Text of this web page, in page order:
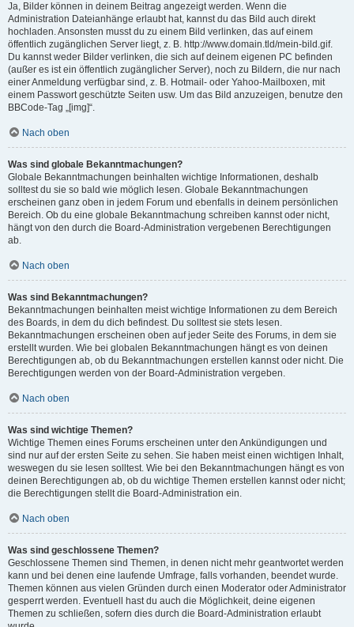
Ja, Bilder können in deinem Beitrag angezeigt werden. Wenn die
Administration Dateianhänge erlaubt hat, kannst du das Bild auch direkt
hochladen. Ansonsten musst du zu einem Bild verlinken, das auf einem
öffentlich zugänglichen Server liegt, z. B. http://www.domain.tld/mein-bild.gif.
Du kannst weder Bilder verlinken, die sich auf deinem eigenen PC befinden
(außer es ist ein öffentlich zugänglicher Server), noch zu Bildern, die nur nach
einer Anmeldung verfügbar sind, z. B. Hotmail- oder Yahoo-Mailboxen, mit
einem Passwort geschützte Seiten usw. Um das Bild anzuzeigen, benutze den
BBCode-Tag „[img]“.
Nach oben
Was sind globale Bekanntmachungen?
Globale Bekanntmachungen beinhalten wichtige Informationen, deshalb
solltest du sie so bald wie möglich lesen. Globale Bekanntmachungen
erscheinen ganz oben in jedem Forum und ebenfalls in deinem persönlichen
Bereich. Ob du eine globale Bekanntmachung schreiben kannst oder nicht,
hängt von den durch die Board-Administration vergebenen Berechtigungen
ab.
Nach oben
Was sind Bekanntmachungen?
Bekanntmachungen beinhalten meist wichtige Informationen zu dem Bereich
des Boards, in dem du dich befindest. Du solltest sie stets lesen.
Bekanntmachungen erscheinen oben auf jeder Seite des Forums, in dem sie
erstellt wurden. Wie bei globalen Bekanntmachungen hängt es von deinen
Berechtigungen ab, ob du Bekanntmachungen erstellen kannst oder nicht. Die
Berechtigungen werden von der Board-Administration vergeben.
Nach oben
Was sind wichtige Themen?
Wichtige Themen eines Forums erscheinen unter den Ankündigungen und
sind nur auf der ersten Seite zu sehen. Sie haben meist einen wichtigen Inhalt,
weswegen du sie lesen solltest. Wie bei den Bekanntmachungen hängt es von
deinen Berechtigungen ab, ob du wichtige Themen erstellen kannst oder nicht;
die Berechtigungen stellt die Board-Administration ein.
Nach oben
Was sind geschlossene Themen?
Geschlossene Themen sind Themen, in denen nicht mehr geantwortet werden
kann und bei denen eine laufende Umfrage, falls vorhanden, beendet wurde.
Themen können aus vielen Gründen durch einen Moderator oder Administrator
gesperrt werden. Eventuell hast du auch die Möglichkeit, deine eigenen
Themen zu schließen, sofern dies durch die Board-Administration erlaubt